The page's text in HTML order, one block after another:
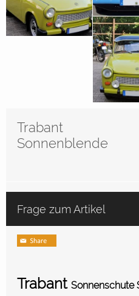
Trabant
Sonnenblende
Frage zum Artikel
Trabant Sonnenschute